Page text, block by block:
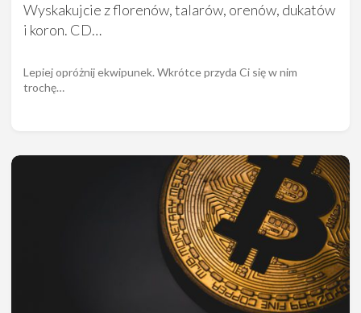
Wyskakujcie z florenów, talarów, orenów, dukatów
i koron. CD…
Lepiej opróżnij ekwipunek. Wkrótce przyda Ci się w nim
trochę…